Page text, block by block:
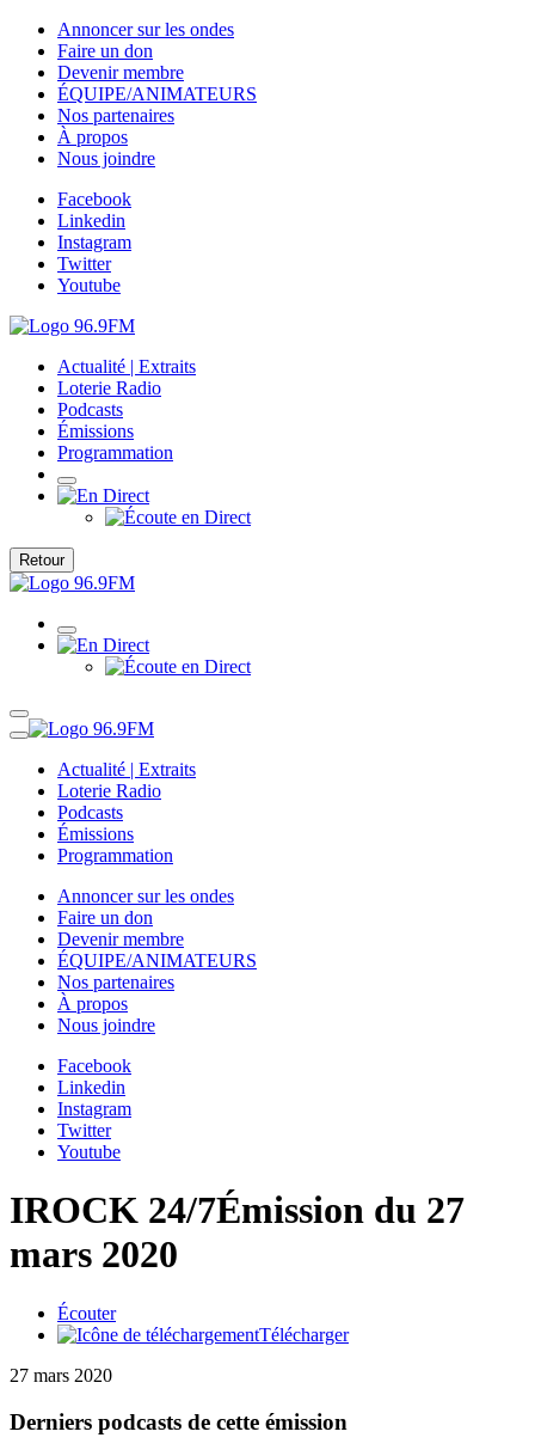
Annoncer sur les ondes
Faire un don
Devenir membre
ÉQUIPE/ANIMATEURS
Nos partenaires
À propos
Nous joindre
Facebook
Linkedin
Instagram
Twitter
Youtube
Actualité | Extraits
Loterie Radio
Podcasts
Émissions
Programmation
Retour
Actualité | Extraits
Loterie Radio
Podcasts
Émissions
Programmation
Annoncer sur les ondes
Faire un don
Devenir membre
ÉQUIPE/ANIMATEURS
Nos partenaires
À propos
Nous joindre
Facebook
Linkedin
Instagram
Twitter
Youtube
IROCK 24/7Émission du 27
mars 2020
Écouter
Télécharger
27 mars 2020
Derniers podcasts de cette émission